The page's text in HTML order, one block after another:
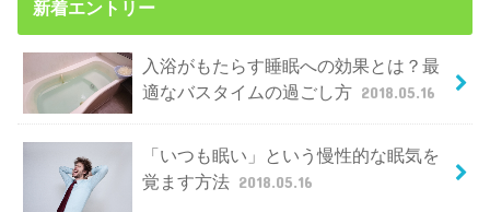
新着エントリー
入浴がもたらす睡眠への効果とは？最
適なバスタイムの過ごし方 2018.05.16
「いつも眠い」という慢性的な眠気を
覚ます方法 2018.05.16